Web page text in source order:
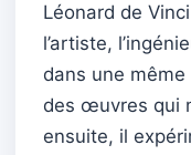
Léonard de
l’artiste,
dans une même
des œuvres qui
ensuite, il